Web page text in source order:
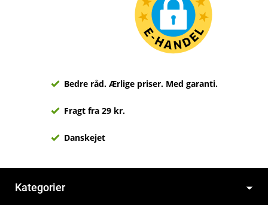
Bedre råd. Ærlige priser. Med garanti.
Fragt fra 29 kr.
Danskejet
Kategorier